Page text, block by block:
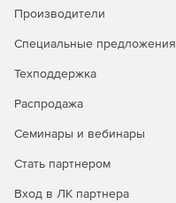
Производители
Специальные предложения
Техподдержка
Распродажа
Семинары и вебинары
Стать партнером
Вход в ЛК партнера